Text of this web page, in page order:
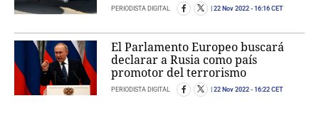
PERIODISTA DIGITAL 22 Nov 2022 - 16:16 CET
El Parlamento Europeo buscará
declarar a Rusia como país
promotor del terrorismo
PERIODISTA DIGITAL 22 Nov 2022 - 16:22 CET